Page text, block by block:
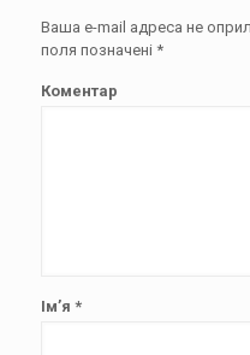
Ваша e-mail адреса не
поля позначені *
Коментар
Ім’я *